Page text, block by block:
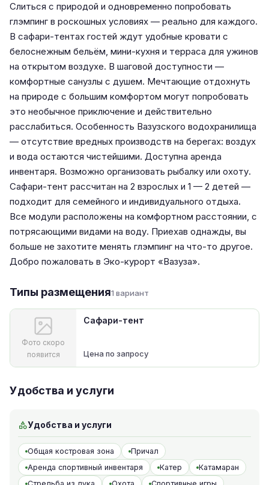
Слиться с природой и одновременно попробовать
глэмпинг в роскошных условиях — реально для каждого.
В сафари-тентах гостей ждут удобные кровати с
белоснежным бельём, мини-кухня и терраса для ужинов
на открытом воздухе. В шаговой доступности —
комфортные санузлы с душем. Мечтающие отдохнуть
на природе с большим комфортом могут попробовать
это необычное приключение и действительно
расслабиться. Особенность Вазузского водохранилища
— отсутствие вредных производств на берегах: воздух
и вода остаются чистейшими. Доступна аренда
инвентаря. Возможно организовать рыбалку или охоту.
Сафари-тент рассчитан на 2 взрослых и 1 — 2 детей —
подходит для семейного и индивидуального отдыха.
Все модули расположены на комфортном расстоянии, с
потрясающими видами на воду. Приехав однажды, вы
больше не захотите менять глэмпинг на что-то другое.
Добро пожаловать в Эко-курорт «Вазуза».
Типы размещения1 вариант
Фото скоро
появится
Сафари-тент
Цена по запросу
Удобства и услуги
Удобства и услуги
Общая костровая зона
Причал
Аренда спортивный инвентаря
Катер
Катамаран